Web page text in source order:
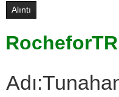
Alıntı
RocheforTR